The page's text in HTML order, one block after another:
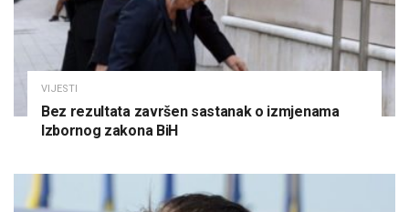
VIJESTI
Bez rezultata završen sastanak o izmjenama
Izbornog zakona BiH